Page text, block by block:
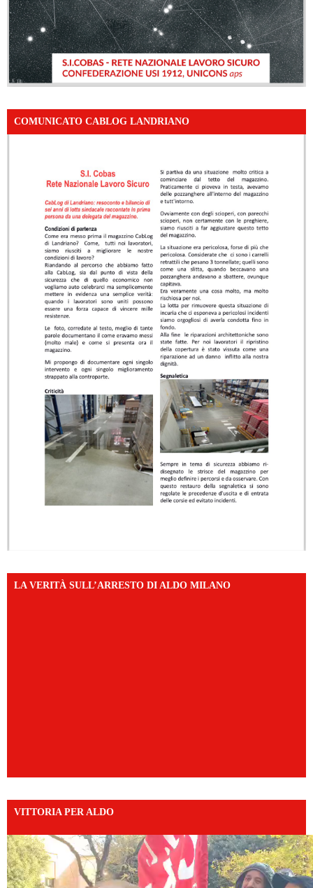
COMUNICATO CABLOG LANDRIANO
LA VERITÀ SULL’ARRESTO DI ALDO MILANO
VITTORIA PER ALDO